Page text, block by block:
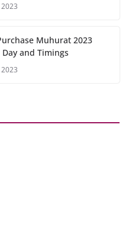
Muhurat 2023
and Timings